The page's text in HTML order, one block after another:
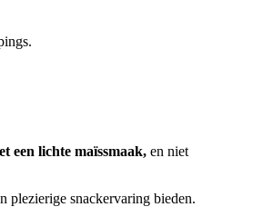
een lichte maïssmaak, en niet
plezierige snackervaring bieden.